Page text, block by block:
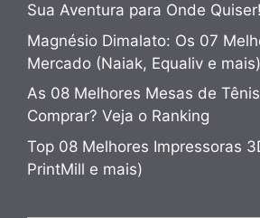
Sua Aventura para Onde Quiser!
Magnésio Dimalato: Os 07
Mercado (Naiak, Equaliv e mais)
As 08 Melhores Mesas de
Comprar? Veja o Ranking
Top 08 Melhores Impressoras
PrintMill e mais)